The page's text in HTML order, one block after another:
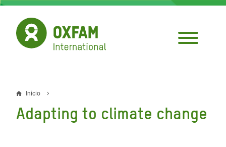
Pasar
contenido
principal
Sobrescribir
enlaces
Inicio
Adapting to climate change